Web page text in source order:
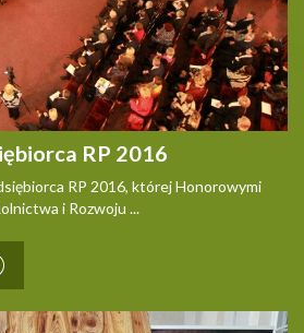
RP 2016
RP 2016, której Honorowymi
i Rozwoju ...